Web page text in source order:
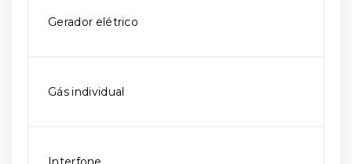
Gerador elétrico
Gás individual